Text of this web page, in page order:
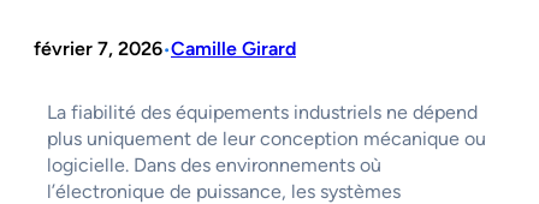
février 7, 2026•Camille Girard
La fiabilité des équipements industriels ne dépend
plus uniquement de leur conception mécanique ou
logicielle. Dans des environnements où
l’électronique de puissance, les systèmes